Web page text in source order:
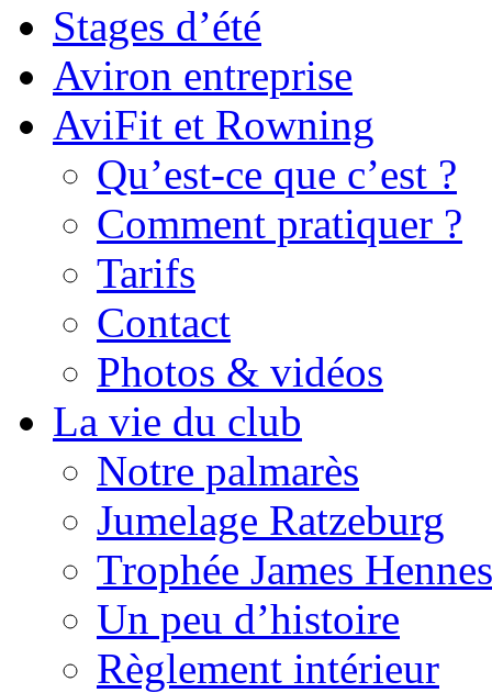
Stages d’été
Aviron entreprise
AviFit et Rowning
Qu’est-ce que c’est ?
Comment pratiquer ?
Tarifs
Contact
Photos & vidéos
La vie du club
Notre palmarès
Jumelage Ratzeburg
Trophée James
Un peu d’histoire
Règlement intérieur